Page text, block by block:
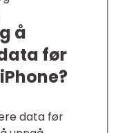
å
før
data før